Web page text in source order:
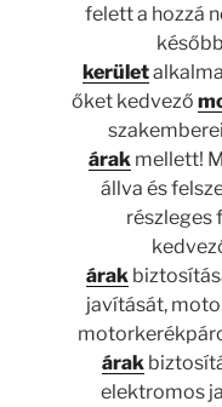
felett a hozzá
kerület
őket kedvező
árak mellett!
állva és
részleges
árak
javítását,
árak
elektromos